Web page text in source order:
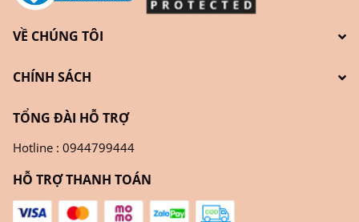
VỀ CHÚNG TÔI
CHÍNH SÁCH
TỔNG ĐÀI HỖ TRỢ
Hotline : 0944799444
HỖ TRỢ THANH TOÁN